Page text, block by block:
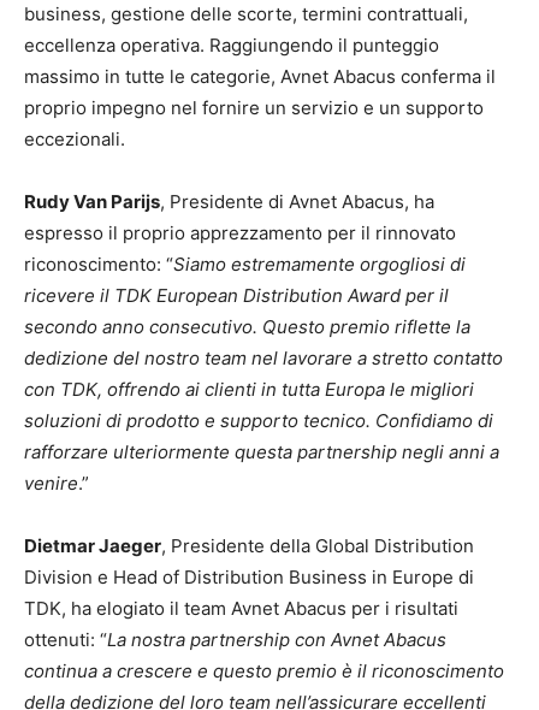
business, gestione delle scorte, termini contrattuali,
eccellenza operativa. Raggiungendo il punteggio
massimo in tutte le categorie, Avnet Abacus conferma il
proprio impegno nel fornire un servizio e un supporto
eccezionali.
Rudy Van Parijs, Presidente di Avnet Abacus, ha
espresso il proprio apprezzamento per il rinnovato
riconoscimento: “Siamo estremamente orgogliosi di
ricevere il TDK European Distribution Award per il
secondo anno consecutivo. Questo premio riflette la
dedizione del nostro team nel lavorare a stretto contatto
con TDK, offrendo ai clienti in tutta Europa le migliori
soluzioni di prodotto e supporto tecnico. Confidiamo di
rafforzare ulteriormente questa partnership negli anni a
venire.”
Dietmar Jaeger, Presidente della Global Distribution
Division e Head of Distribution Business in Europe di
TDK, ha elogiato il team Avnet Abacus per i risultati
ottenuti: “La nostra partnership con Avnet Abacus
continua a crescere e questo premio è il riconoscimento
della dedizione del loro team nell’assicurare eccellenti